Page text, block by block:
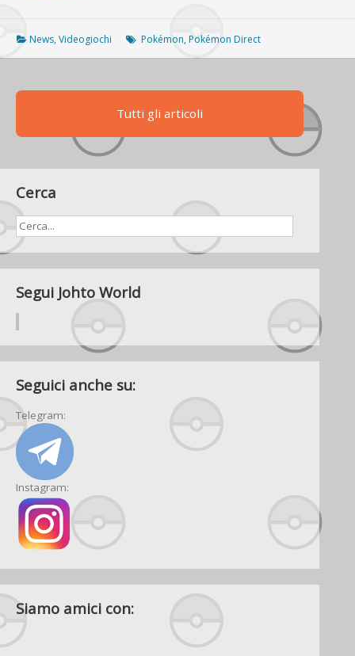
15
ci
un
Pokémon
Direct
News,Videogiochi Pokémon, Pokémon Direct
Tutti gli articoli
Cerca
Segui Johto World
Seguici anche su:
Telegram:
Instagram:
Siamo amici con: